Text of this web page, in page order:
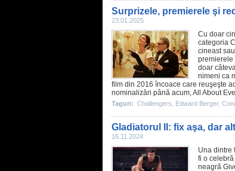
Surprizele, premierele şi
23.01.2025
Cu doar
categoria
cineast
premierele
doar
nimeni ca
film din 2016 încoace care reuşeşte
nominalizări până acum,All About Eve
Taguri: Challengers Edward Berger,
Gladiatorul II: fix aşa, dar
16.11.2024
Una dintre
fi o
neagră